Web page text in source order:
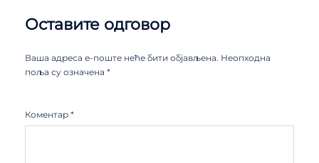
Оставите одговор
Ваша адреса е-поште неће бити објављена. Неопходна
поља су означена *
Коментар *